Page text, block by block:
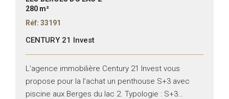
280 m²
Réf: 33191
CENTURY 21 Invest
L’agence immobilière Century 21 Invest vous
propose pour la l’achat un penthouse S+3 avec
piscine aux Berges du lac 2. Typologie : S+3